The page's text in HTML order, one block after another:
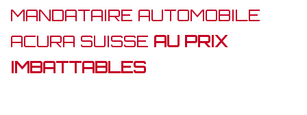
MANDATAIRE AUTOMOBILE
ACURA SUISSE AU PRIX
IMBATTABLES